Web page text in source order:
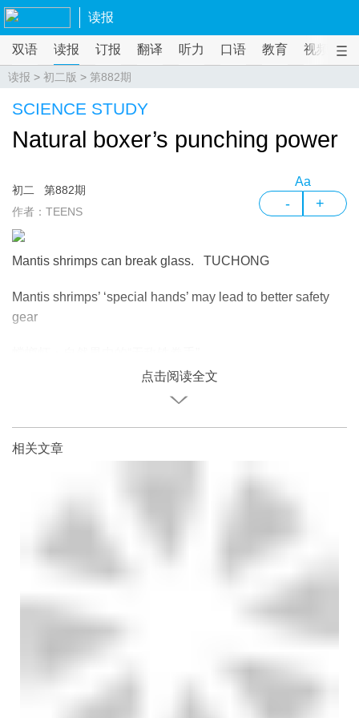
读报
双语 读报 订报 翻译 听力 口语 教育 视频
读报 > 初二版 > 第882期
SCIENCE STUDY
Natural boxer’s punching power
初二
第882期
作者：TEENS
Aa
- +
Mantis shrimps can break glass. TUCHONG
Mantis shrimps’ ‘special hands’ may lead to better safety
gear
点击阅读全文
相关文章